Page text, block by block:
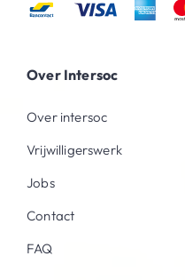
Over Intersoc
Over intersoc
Vrijwilligerswerk
Jobs
Contact
FAQ